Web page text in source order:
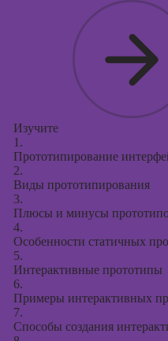
Изучите
1.
Прототипирование
2.
Виды прототипирования
3.
Плюсы и минусы
4.
Особенности статичных
5.
Интерактивные прототипы
6.
Примеры интерактивных
7.
Способы создания